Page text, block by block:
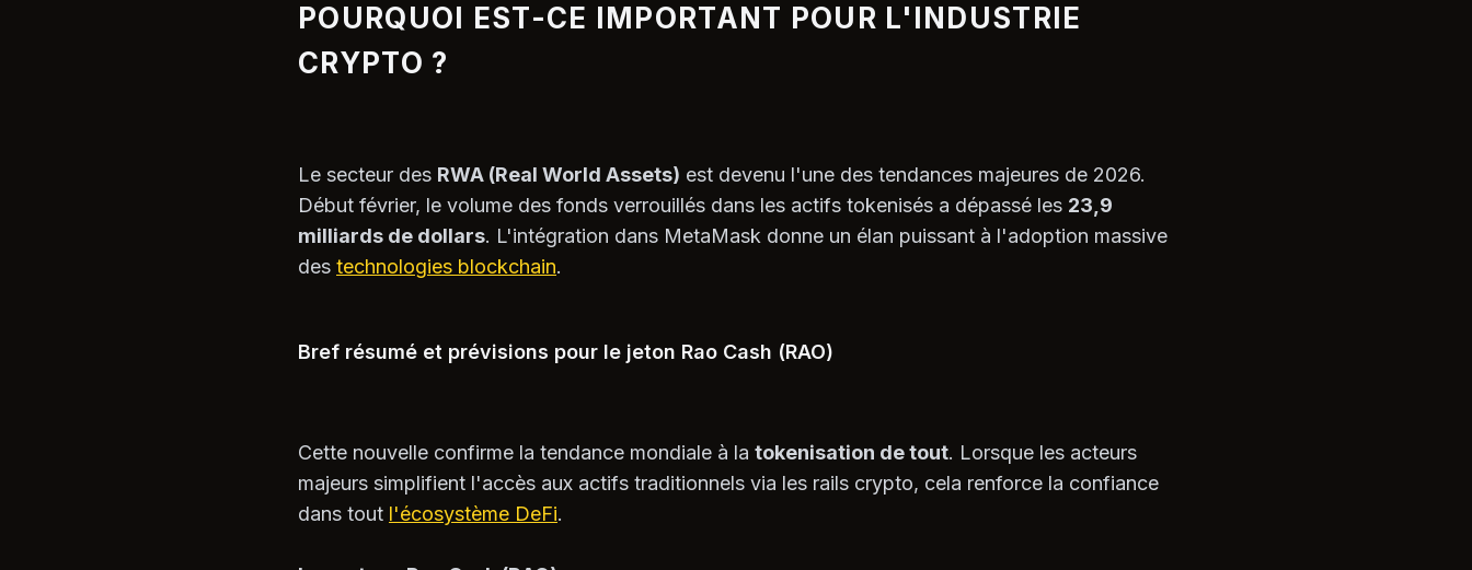
POURQUOI EST-CE IMPORTANT POUR L'INDUSTRIE
CRYPTO ?
Le secteur des RWA (Real World Assets) est devenu l'une des tendances majeures de 2026.
Début février, le volume des fonds verrouillés dans les actifs tokenisés a dépassé les 23,9
milliards de dollars. L'intégration dans MetaMask donne un élan puissant à l'adoption massive
des technologies blockchain.
Bref résumé et prévisions pour le jeton Rao Cash (RAO)
Cette nouvelle confirme la tendance mondiale à la tokenisation de tout. Lorsque les acteurs
majeurs simplifient l'accès aux actifs traditionnels via les rails crypto, cela renforce la confiance
dans tout l'écosystème DeFi.